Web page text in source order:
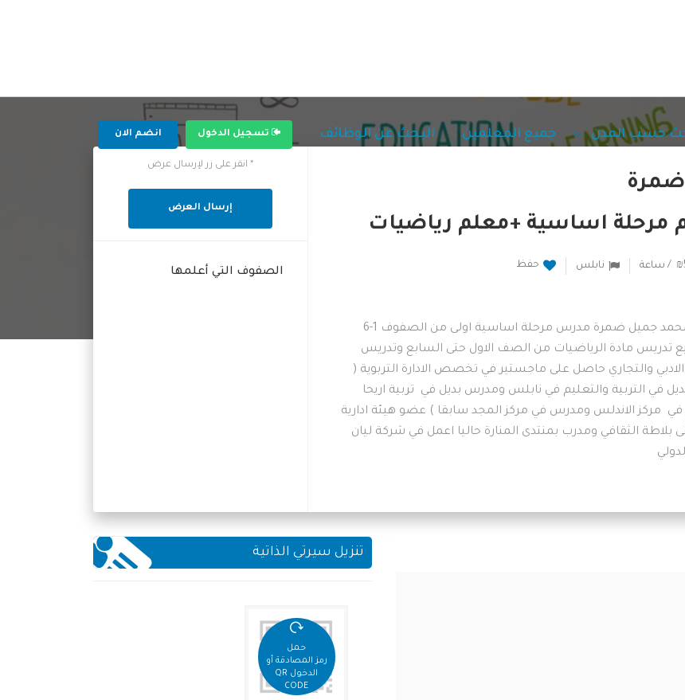
حسب المدن جميع المعلمين البحث عن الوظائف تسجيل الدخول انضم الان
ضمرة
مرحلة اساسية +معلم رياضيات
نابلس حفظ
انا لؤي محمد جميل ضمرة مدرس مرحلة اساسية اولى من الصفوف 1-6
تدريس مادة الرياضيات من الصف الاول حتى السابع وتدريس
والتجاري حاصل على ماجستير في تخصص الادارة التربوية (
في التربية والتعليم في نابلس ومدرس بديل في تربية اريحا
مركز الاندلس ومدرس في مركز المجد سابقا ) عضو هيئة ادارية
بلاطة الثقافي ومدرب بمنتدى المنارة حاليا اعمل في شركة ليان
* انقر على زر لإرسال عرض
إرسال العرض
الصفوف التي أعلمها
تنزيل سيرتي الذاتية
حمل
رمز المصادقة أو
الدخول QR
CODE